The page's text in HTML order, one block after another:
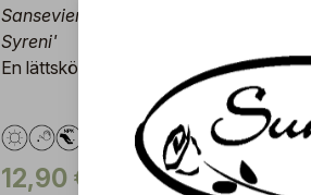
Sansevieria 'Silver
Syreni'
En lättskött växt.
12,90 €
Tålig,